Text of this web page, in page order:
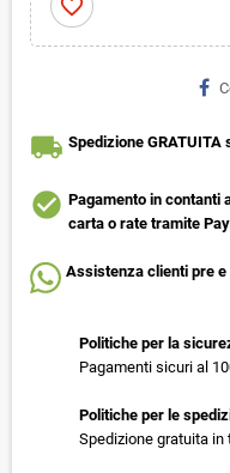
favorite_border
local_shipping Spedizione
check_circle Pagamento in contanti
carta o rate tramite
Assistenza clienti pre e
Politiche per la
Pagamenti sicuri al
Politiche per le
Spedizione gratuita in